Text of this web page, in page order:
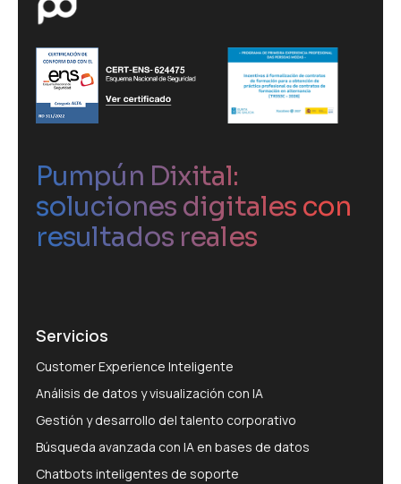
Pumpún Dixital:
soluciones digitales con
resultados reales
Servicios
Customer Experience Inteligente
Análisis de datos y visualización con IA
Gestión y desarrollo del talento corporativo
Búsqueda avanzada con IA en bases de datos
Chatbots inteligentes de soporte